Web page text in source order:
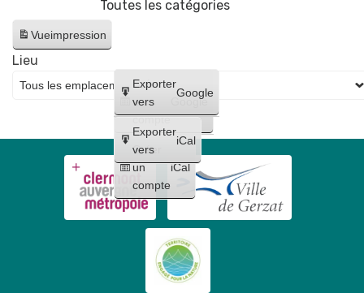
Toutes les catégories
Vueimpression
Créer
un
compte
Google
Créer
un
compte
iCal
Exporter
vers
Google
Exporter
vers
iCal
Lieu